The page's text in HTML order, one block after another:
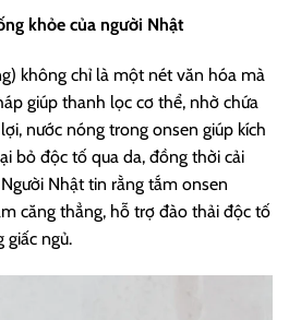
khỏe của người Nhật
không chỉ là một nét văn hóa mà
giúp thanh lọc cơ thể, nhờ chứa
nước nóng trong onsen giúp kích
bỏ độc tố qua da, đồng thời cải
Nhật tin rằng tắm onsen
căng thẳng, hỗ trợ đào thải độc tố
giấc ngủ.